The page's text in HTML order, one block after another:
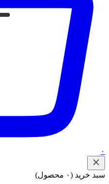
۰
سبد خرید (۰ محصول)